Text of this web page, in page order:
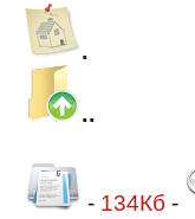
.
..
- 134Кб -